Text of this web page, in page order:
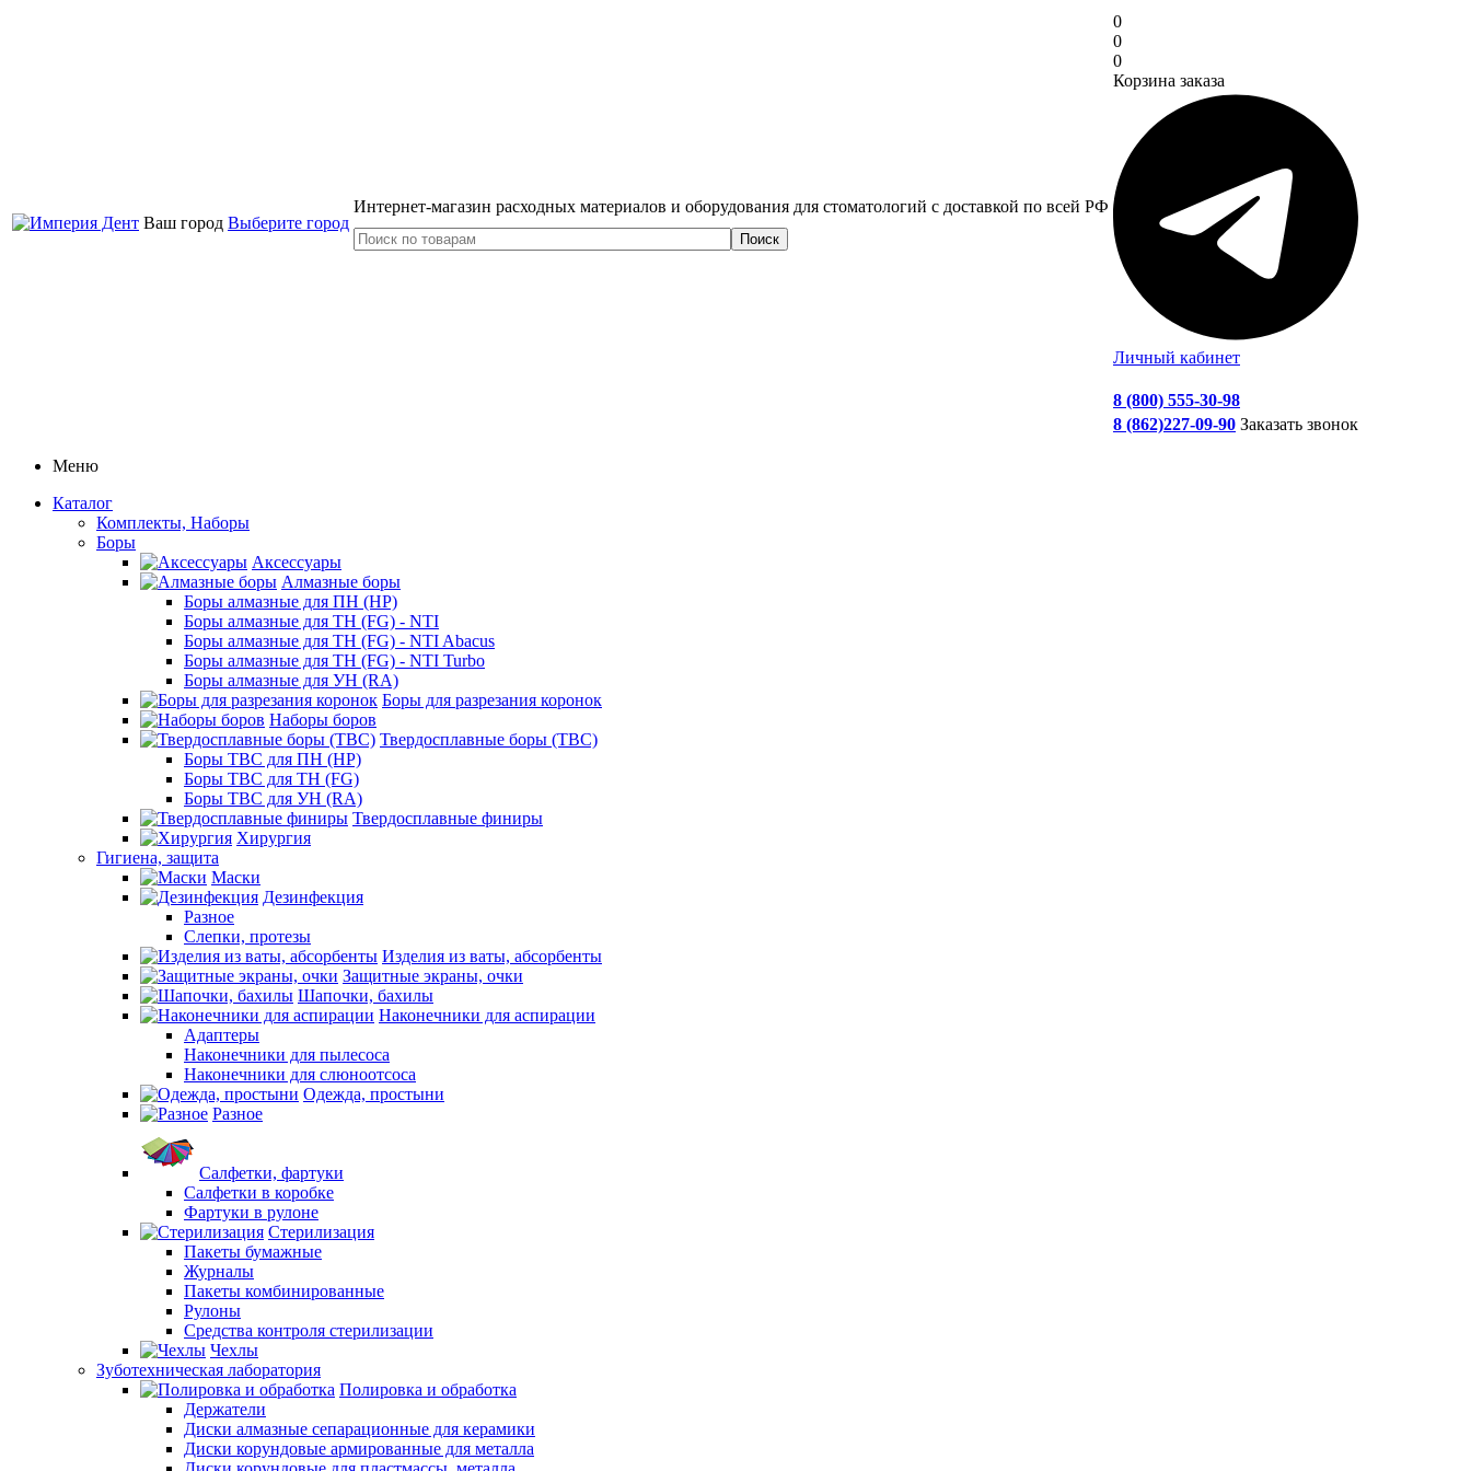
Ваш город Выберите город
Интернет-магазин расходных материалов и оборудования для стоматологий с доставкой по всей РФ
0
0
0
Корзина заказа
Личный кабинет
8 (800) 555-30-98
8 (862)227-09-90 Заказать звонок
Меню
Каталог
Комплекты, Наборы
Боры
Аксессуары
Алмазные боры
Боры алмазные для ПН (HP)
Боры алмазные для ТН (FG) - NTI
Боры алмазные для ТН (FG) - NTI Abacus
Боры алмазные для ТН (FG) - NTI Turbo
Боры алмазные для УН (RA)
Боры для разрезания коронок
Наборы боров
Твердосплавные боры (ТВС)
Боры ТВС для ПН (HP)
Боры ТВС для ТН (FG)
Боры ТВС для УН (RA)
Твердосплавные финиры
Хирургия
Гигиена, защита
Маски
Дезинфекция
Разное
Слепки, протезы
Изделия из ваты, абсорбенты
Защитные экраны, очки
Шапочки, бахилы
Наконечники для аспирации
Адаптеры
Наконечники для пылесоса
Наконечники для слюноотсоса
Одежда, простыни
Разное
Салфетки, фартуки
Салфетки в коробке
Фартуки в рулоне
Стерилизация
Пакеты бумажные
Журналы
Пакеты комбинированные
Рулоны
Средства контроля стерилизации
Чехлы
Зуботехническая лаборатория
Полировка и обработка
Держатели
Диски алмазные сепарационные для керамики
Диски корундовые армированные для металла